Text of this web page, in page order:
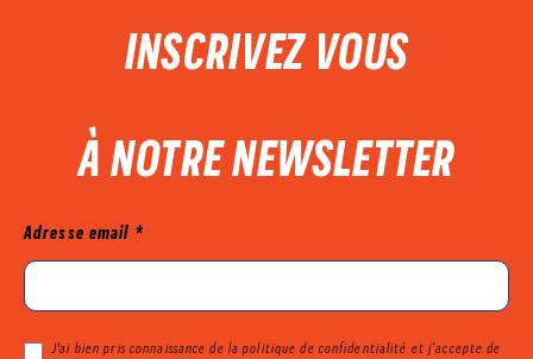
INSCRIVEZ VOUS
À NOTRE NEWSLETTER
Mailjet
Adresse email *
J'ai bien pris connaissance de la politique de confidentialité et j’accepte de